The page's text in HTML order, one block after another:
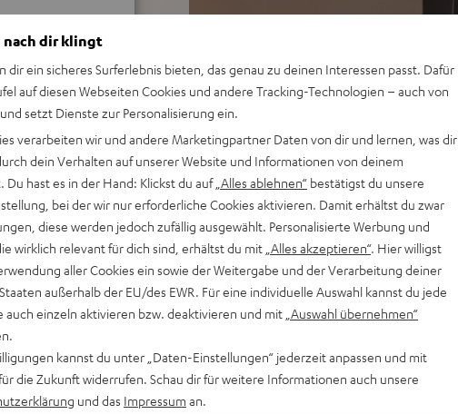
556 Bewertungen)
nach dir klingt
dir ein sicheres Surferlebnis bieten, das genau zu deinen Interessen passt. Dafür
auf diesen Webseiten Cookies und andere Tracking-Technologien – auch von
setzt Dienste zur Personalisierung ein.
verarbeiten wir und andere Marketingpartner Daten von dir und lernen, was dir
dein Verhalten auf unserer Website und Informationen von deinem
Du hast es in der Hand: Klickst du auf „Alles ablehnen“ bestätigst du unsere
bei der wir nur erforderliche Cookies aktivieren. Damit erhältst du zwar
diese werden jedoch zufällig ausgewählt. Personalisierte Werbung und
wirklich relevant für dich sind, erhältst du mit „Alles akzeptieren“. Hier willigst
aller Cookies ein sowie der Weitergabe und der Verarbeitung deiner
außerhalb der EU/des EWR. Für eine individuelle Auswahl kannst du jede
auch einzeln aktivieren bzw. deaktivieren und mit „Auswahl übernehmen“
kannst du unter „Daten-Einstellungen“ jederzeit anpassen und mit
die Zukunft widerrufen. Schau dir für weitere Informationen auch unsere
und das Impressum an.